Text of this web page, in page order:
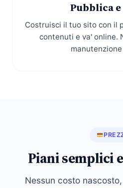
Pubblica
Costruisci il tuo sito con il
contenuti e va' online.
Piani semplici
Nessun costo